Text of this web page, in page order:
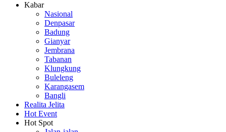
Kabar
Nasional
Denpasar
Badung
Gianyar
Jembrana
Tabanan
Klungkung
Buleleng
Karangasem
Bangli
Realita Jelita
Hot Event
Hot Spot